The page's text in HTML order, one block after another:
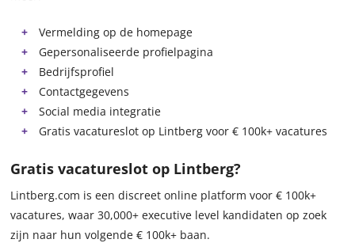
Vermelding op de homepage
Gepersonaliseerde profielpagina
Bedrijfsprofiel
Contactgegevens
Social media integratie
Gratis vacatureslot op Lintberg voor € 100k+ vacatures
Gratis vacatureslot op Lintberg?
Lintberg.com is een discreet online platform voor € 100k+
vacatures, waar 30,000+ executive level kandidaten op zoek
zijn naar hun volgende € 100k+ baan.